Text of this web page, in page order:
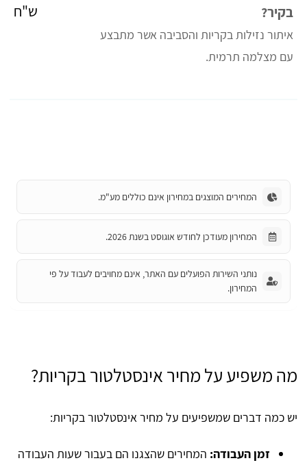
בקיר?
איתור נזילות בקריות והסביבה אשר מתבצע
עם מצלמה תרמית.
ש"ח
המחירים המוצגים במחירון אינם כוללים מע"מ.
המחירון מעודכן לחודש אוגוסט בשנת 2026.
נותני השירות הפועלים עם האתר, אינם מחויבים לעבוד על פי
המחירון.
מה משפיע על מחיר אינסטלטור בקריות?
יש כמה דברים שמשפיעים על מחיר אינסטלטור בקריות:
זמן העבודה: המחירים שהצגנו הם בעבור שעות העבודה